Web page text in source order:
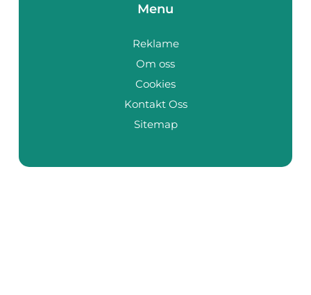
Menu
Reklame
Om oss
Cookies
Kontakt Oss
Sitemap